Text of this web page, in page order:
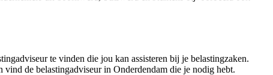
te vinden die jou kan assisteren bij je belastingzaken.
de belastingadviseur in Onderdendam die je nodig hebt.